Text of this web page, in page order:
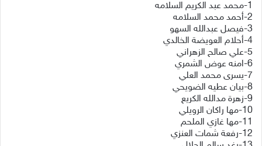
1-محمد عبد الكريم السلامه
2-أحمد محمد السلامه
3-فيصل عبدالله السهو
4-أحلام العويضة الخالدي
5-علي صالح الزهراني
6-امنه عوض الشمري
7-يسرى محمد العلي
8-بيان عطيه الضويحي
9-زهرة مدالله الكريع
10-مها راكان الرويلي
11-مها غازي الملحم
12-رفعة شمات العنزي